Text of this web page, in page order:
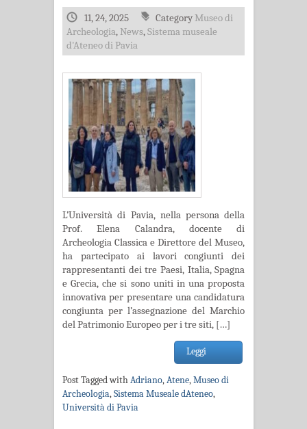
11, 24, 2025 Category Museo di
Archeologia, News,Sistema museale
d'Ateneo di Pavia
L’Università di Pavia, nella persona della
Prof. Elena Calandra, docente di
Archeologia Classica e Direttore del Museo,
ha partecipato ai lavori congiunti dei
rappresentanti dei tre Paesi, Italia, Spagna
e Grecia, che si sono uniti in una proposta
innovativa per presentare una candidatura
congiunta per l’assegnazione del Marchio
del Patrimonio Europeo per i tre siti, […]
Leggi
Post Tagged withAdriano,Atene,Museo di
Archeologia,Sistema Museale dAteneo,
Università di Pavia